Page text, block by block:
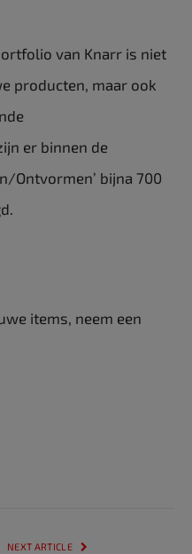
van Knarr is niet
producten, maar ook
er binnen de
Ontvormen’ bijna 700
items, neem een
NEXT ARTICLE